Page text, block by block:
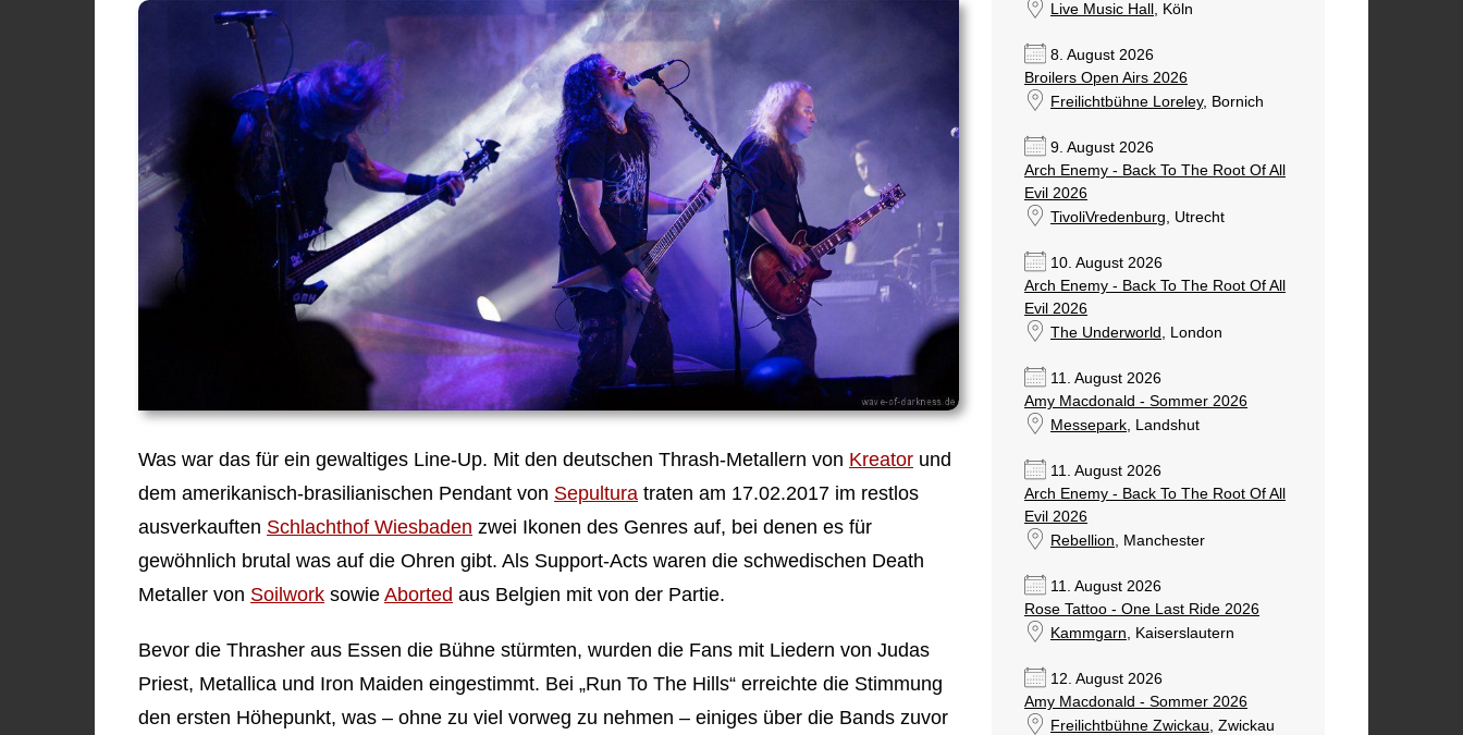
Was war das für ein gewaltiges Line-Up. Mit den deutschen Thrash-Metallern von Kreator und
dem amerikanisch-brasilianischen Pendant von Sepultura traten am 17.02.2017 im restlos
ausverkauften Schlachthof Wiesbaden zwei Ikonen des Genres auf, bei denen es für
gewöhnlich brutal was auf die Ohren gibt. Als Support-Acts waren die schwedischen Death
Metaller von Soilwork sowie Aborted aus Belgien mit von der Partie.
Bevor die Thrasher aus Essen die Bühne stürmten, wurden die Fans mit Liedern von Judas
Priest, Metallica und Iron Maiden eingestimmt. Bei „Run To The Hills“ erreichte die Stimmung
den ersten Höhepunkt, was – ohne zu viel vorweg zu nehmen – einiges über die Bands zuvor
Live Music Hall , Köln
8. August 2026
Broilers Open Airs 2026
Freilichtbühne Loreley, Bornich
9. August 2026
Arch Enemy - Back To The Root Of All
Evil 2026
TivoliVredenburg, Utrecht
10. August 2026
Arch Enemy - Back To The Root Of All
Evil 2026
The Underworld , London
11. August 2026
Amy Macdonald - Sommer 2026
Messepark, Landshut
11. August 2026
Arch Enemy - Back To The Root Of All
Evil 2026
Rebellion, Manchester
11. August 2026
Rose Tattoo - One Last Ride 2026
Kammgarn, Kaiserslautern
12. August 2026
Amy Macdonald - Sommer 2026
Freilichtbühne Zwickau, Zwickau